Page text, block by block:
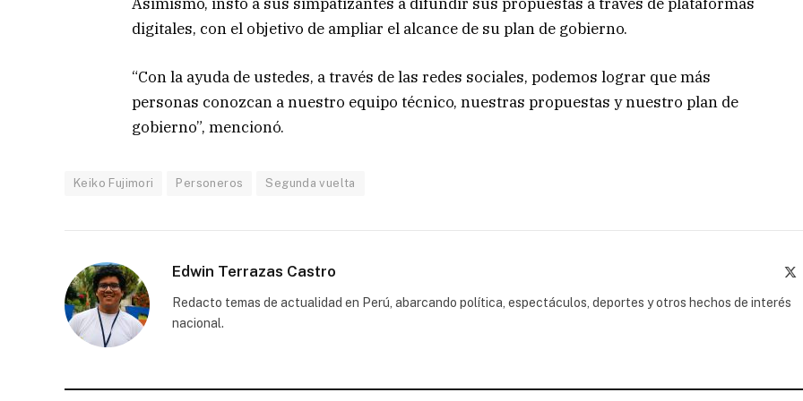
digitales, con el objetivo de ampliar el alcance de su plan de gobierno.
“Con la ayuda de ustedes, a través de las redes sociales, podemos lograr que más
personas conozcan a nuestro equipo técnico, nuestras propuestas y nuestro plan de
gobierno”, mencionó.
Keiko Fujimori Personeros Segunda vuelta
Edwin Terrazas Castro
Redacto temas de actualidad en Perú, abarcando política, espectáculos, deportes y otros hechos de interés
nacional.